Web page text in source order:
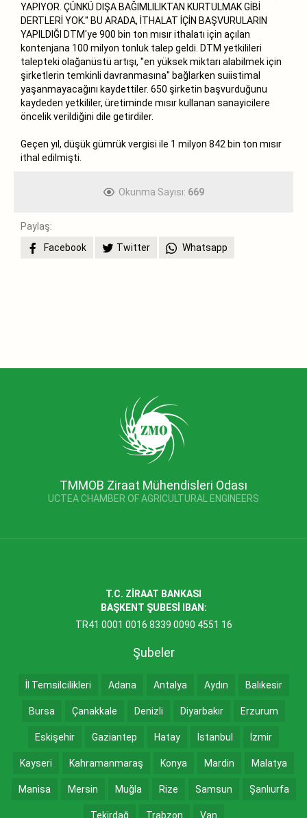
YAPIYOR. ÇÜNKÜ DIŞA BAĞIMLILIKTAN KURTULMAK GİBİ
DERTLERİ YOK.'' BU ARADA, İTHALAT İÇİN BAŞVURULARIN
YAPILDIĞI DTM'ye 900 bin ton mısır ithalatı için açılan
kontenjana 100 milyon tonluk talep geldi. DTM yetkilileri
talepteki olağanüstü artışı, ''en yüksek miktarı alabilmek için
şirketlerin temkinli davranmasına'' bağlarken suiistimal
yaşanmayacağını kaydettiler. 650 şirketin başvurduğunu
kaydeden yetkililer, üretiminde mısır kullanan sanayicilere
öncelik verildiğini dile getirdiler.
Geçen yıl, düşük gümrük vergisi ile 1 milyon 842 bin ton mısır
ithal edilmişti.
Okunma Sayısı: 669
Paylaş:
Facebook
Twitter Whatsapp
TMMOB Ziraat Mühendisleri Odası
UCTEA CHAMBER OF AGRICULTURAL ENGINEERS
T.C. ZİRAAT BANKASI
BAŞKENT ŞUBESİ IBAN:
TR41 0001 0016 8339 0090 4551 16
Şubeler
İl Temsilcilikleri Adana Antalya Aydın Balıkesir
Bursa Çanakkale Denizli Diyarbakır Erzurum
Eskişehir Gaziantep Hatay İstanbul İzmir
Kayseri Kahramanmaraş Konya Mardin Malatya
Manisa Mersin Muğla Rize Samsun Şanlıurfa
Tekirdağ Trabzon Van